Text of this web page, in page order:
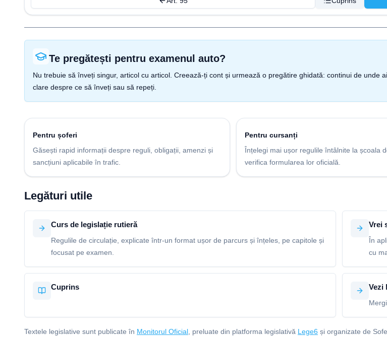
Te pregătești pentru examenul auto?
Nu trebuie să înveți singur, articol cu articol. Creează-ți cont și urmează o pregătire ghidată: continui de unde
clare despre ce să înveți sau să repeți.
Pentru șoferi
Găsești rapid informații despre reguli, obligații, amenzi și
sancțiuni aplicabile în trafic.
Pentru cursanți
Înțelegi mai ușor regulile întâlnite la școala
verifica formularea lor oficială.
Legături utile
Curs de legislație rutieră
Regulile de circulație, explicate într-un format ușor de parcurs și înțeles, pe capitole și
focusat pe examen.
Vrei
În
cu
Cuprins Vezi
Textele legislative sunt publicate în Monitorul Oficial , preluate din platforma legislativă Lege6 și organizate de